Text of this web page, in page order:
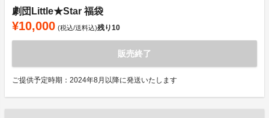
劇団Little★Star 福袋
¥10,000 (税込/送料込)残り10
販売終了
ご提供予定時期：2024年8月以降に発送いたします